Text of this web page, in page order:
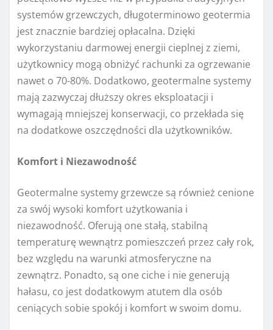
systemów grzewczych, długoterminowo geotermia
jest znacznie bardziej opłacalna. Dzięki
wykorzystaniu darmowej energii cieplnej z ziemi,
użytkownicy mogą obniżyć rachunki za ogrzewanie
nawet o 70-80%. Dodatkowo, geotermalne systemy
mają zazwyczaj dłuższy okres eksploatacji i
wymagają mniejszej konserwacji, co przekłada się
na dodatkowe oszczędności dla użytkowników.
Komfort i Niezawodność
Geotermalne systemy grzewcze są również cenione
za swój wysoki komfort użytkowania i
niezawodność. Oferują one stałą, stabilną
temperaturę wewnątrz pomieszczeń przez cały rok,
bez względu na warunki atmosferyczne na
zewnątrz. Ponadto, są one ciche i nie generują
hałasu, co jest dodatkowym atutem dla osób
ceniących sobie spokój i komfort w swoim domu.